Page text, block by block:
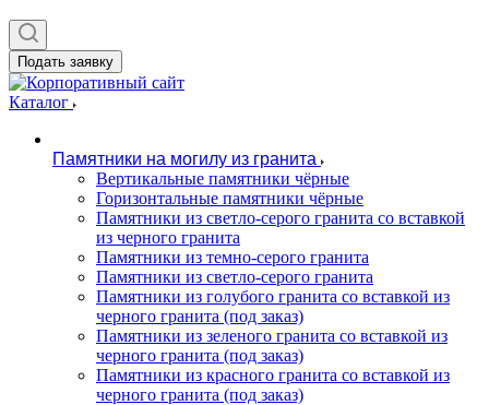
Подать заявку
Каталог
Памятники на могилу из гранита
Вертикальные памятники чёрные
Горизонтальные памятники чёрные
Памятники из светло-серого гранита со вставкой
из черного гранита
Памятники из темно-серого гранита
Памятники из светло-серого гранита
Памятники из голубого гранита со вставкой из
черного гранита (под заказ)
Памятники из зеленого гранита со вставкой из
черного гранита (под заказ)
Памятники из красного гранита со вставкой из
черного гранита (под заказ)